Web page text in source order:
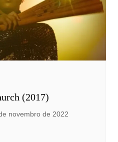
(2017)
novembro de 2022